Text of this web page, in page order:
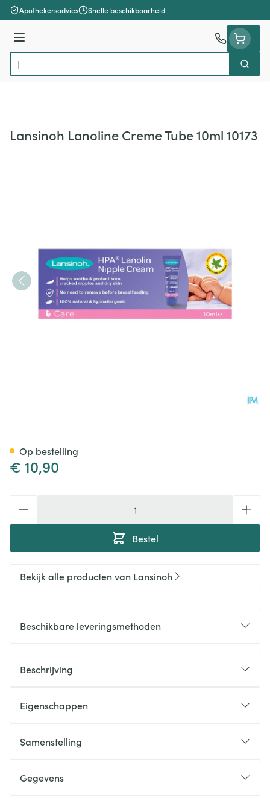
Ga naar de inhoud
Apothekersadvies Snelle beschikbaarheid
Menu
Product, merk, categorie...
Zoek
Lansinoh Lanoline Creme Tube 10ml 10173
€ 10,90
Bestel
Op bestelling
Bekijk alle producten van Lansinoh
Beschikbare leveringsmethoden
Beschrijving
Eigenschappen
Samenstelling
Gegevens